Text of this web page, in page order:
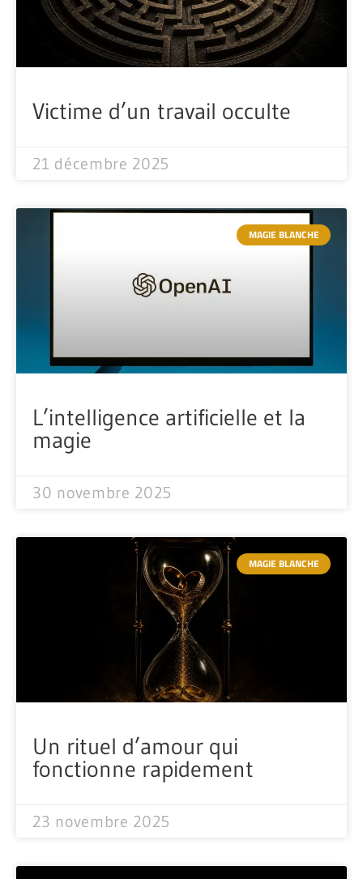
Victime d’un travail occulte
21 décembre 2025
MAGIE BLANCHE
L’intelligence artificielle et la
magie
30 novembre 2025
MAGIE BLANCHE
Un rituel d’amour qui
fonctionne rapidement
23 novembre 2025